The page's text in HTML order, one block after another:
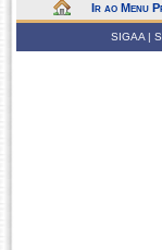
Ir ao Menu
SIGAA |